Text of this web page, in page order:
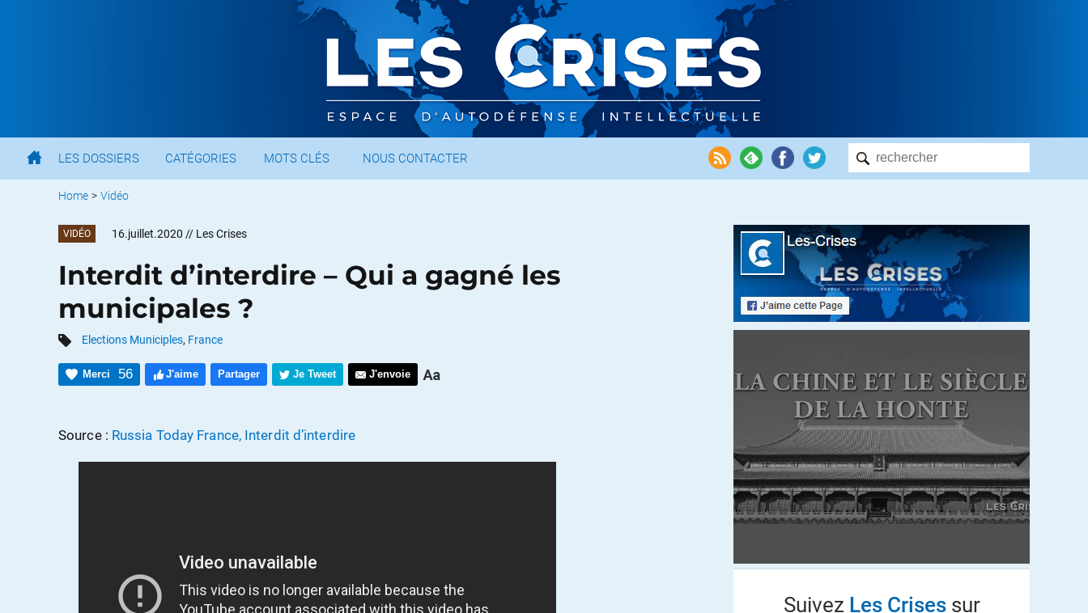
LES DOSSIERS CATÉGORIES MOTS CLÉS NOUS CONTACTER
Home > Vidéo
VIDÉO 16.juillet.2020 // Les Crises
Interdit d’interdire – Qui a gagné les
municipales ?
Elections Municiples, France
Merci 56 J'aime Partager Je Tweet J'envoie
Source : Russia Today France, Interdit d’interdire
Suivez Les Crisessur